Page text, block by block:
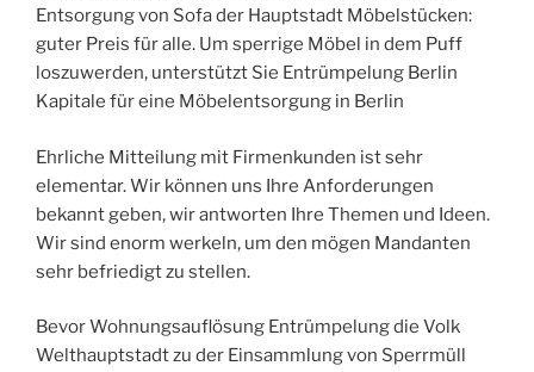
Entsorgung von Sofa der Hauptstadt Möbelstücken:
guter Preis für alle. Um sperrige Möbel in dem Puff
loszuwerden, unterstützt Sie Entrümpelung Berlin
Kapitale für eine Möbelentsorgung in Berlin
Ehrliche Mitteilung mit Firmenkunden ist sehr
elementar. Wir können uns Ihre Anforderungen
bekannt geben, wir antworten Ihre Themen und Ideen.
Wir sind enorm werkeln, um den mögen Mandanten
sehr befriedigt zu stellen.
Bevor Wohnungsauflösung Entrümpelung die Volk
Welthauptstadt zu der Einsammlung von Sperrmüll